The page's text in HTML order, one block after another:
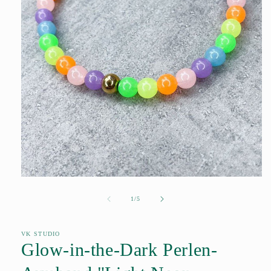
1/von
5
VK STUDIO
Glow-in-the-Dark Perlen-